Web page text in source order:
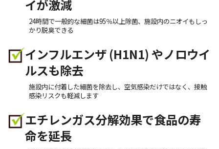
イが激減
24時間で一般的な細菌は95％以上除菌、施設内のニオイもしっ
かり脱臭できる
インフルエンザ (H1N1) やノロウイ
ルスも除去
施設内に付着した細菌を除去し、空気感染だけではなく、接触
感染リスクも軽減します
エチレンガス分解効果で食品の寿
命を延長